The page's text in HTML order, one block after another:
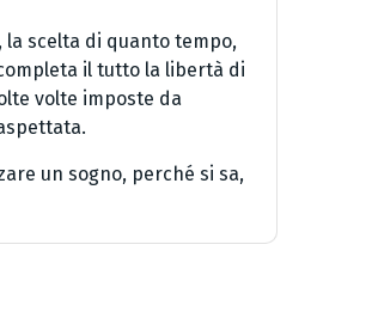
la scelta di quanto tempo,
il tutto la libertà di
volte imposte da
un sogno, perché si sa,